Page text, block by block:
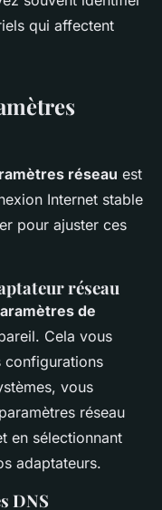
qui affectent
réseau est
Internet stable
pour ajuster ces
réseau
de
Cela vous
configurations
vous
réseau
en sélectionnant
adaptateurs.
DNS